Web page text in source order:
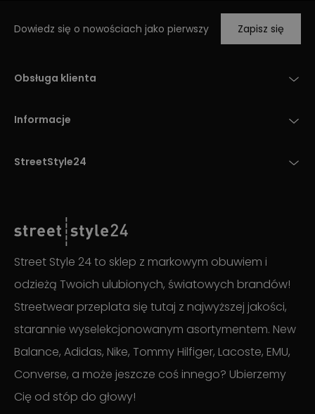
Dowiedz się o nowościach jako pierwszy Zapisz się
Obsługa klienta
Informacje
StreetStyle24
Street Style 24 to sklep z markowym obuwiem i
odzieżą Twoich ulubionych, światowych brandów!
Streetwear przeplata się tutaj z najwyższej jakości,
starannie wyselekcjonowanym asortymentem. New
Balance, Adidas, Nike, Tommy Hilfiger, Lacoste, EMU,
Converse, a może jeszcze coś innego? Ubierzemy
Cię od stóp do głowy!